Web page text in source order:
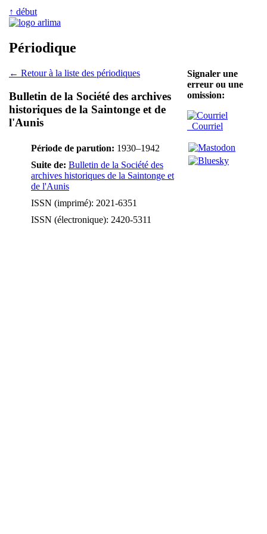
↑ début
Périodique
← Retour à la liste des périodiques
Bulletin de la Société des archives
historiques de la Saintonge et de
l'Aunis
Période de parution: 1930–1942
Suite de: Bulletin de la Société des
archives historiques de la Saintonge et
de l'Aunis
ISSN (imprimé): 2021-6351
ISSN (électronique): 2420-5311
Signaler une
erreur ou une
omission:
Courriel